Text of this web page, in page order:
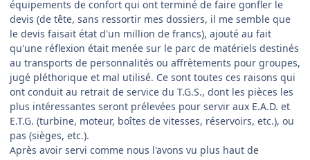
équipements de confort qui ont terminé de faire gonfler le
devis (de tête, sans ressortir mes dossiers, il me semble que
le devis faisait état d'un million de francs), ajouté au fait
qu'une réflexion était menée sur le parc de matériels destinés
au transports de personnalités ou affrètements pour groupes,
jugé pléthorique et mal utilisé. Ce sont toutes ces raisons qui
ont conduit au retrait de service du T.G.S., dont les pièces les
plus intéressantes seront prélevées pour servir aux E.A.D. et
E.T.G. (turbine, moteur, boîtes de vitesses, réservoirs, etc.), ou
pas (sièges, etc.).
Après avoir servi comme nous l'avons vu plus haut de